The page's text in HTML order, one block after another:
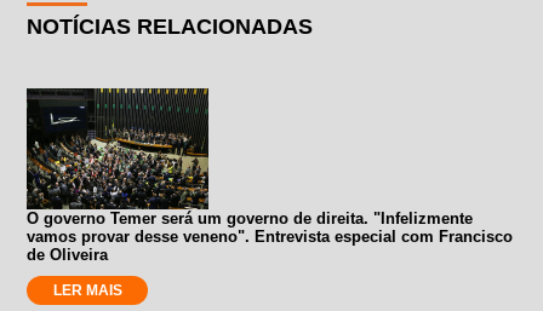
NOTÍCIAS RELACIONADAS
O governo Temer será um governo de direita. "Infelizmente
vamos provar desse veneno". Entrevista especial com Francisco
de Oliveira
LER MAIS